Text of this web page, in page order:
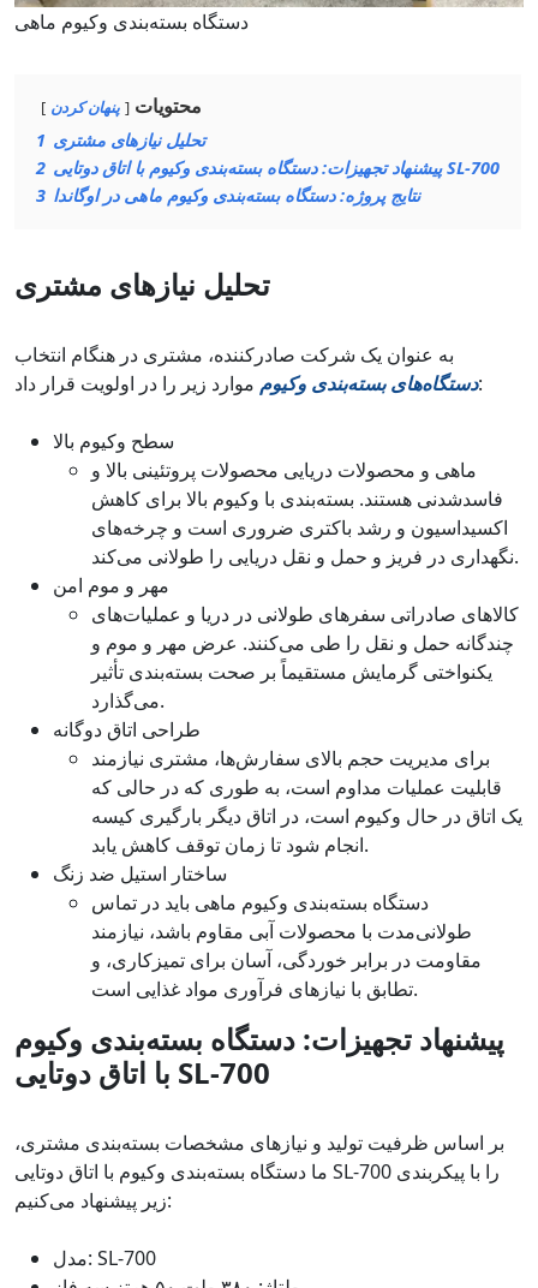
دستگاه بسته‌بندی وکیوم ماهی
محتویات پنهان کردن
1 تحلیل نیازهای مشتری
2
پیشنهاد تجهیزات: دستگاه بسته‌بندی وکیوم با اتاق دوتایی SL-700
3 نتایج پروژه: دستگاه بسته‌بندی وکیوم ماهی در اوگاندا
تحلیل نیازهای مشتری
به عنوان یک شرکت صادرکننده، مشتری در هنگام انتخاب
دستگاه‌های بسته‌بندی وکیومموارد زیر را در اولویت قرار داد:
سطح وکیوم بالا
ماهی و محصولات دریایی محصولات پروتئینی بالا و
فاسدشدنی هستند. بسته‌بندی با وکیوم بالا برای کاهش
اکسیداسیون و رشد باکتری ضروری است و چرخه‌های
نگهداری در فریز و حمل و نقل دریایی را طولانی می‌کند.
مهر و موم امن
کالاهای صادراتی سفرهای طولانی در دریا و عملیات‌های
چندگانه حمل و نقل را طی می‌کنند. عرض مهر و موم و
یکنواختی گرمایش مستقیماً بر صحت بسته‌بندی تأثیر
می‌گذارد.
طراحی اتاق دوگانه
برای مدیریت حجم بالای سفارش‌ها، مشتری نیازمند
قابلیت عملیات مداوم است، به طوری که در حالی که
یک اتاق در حال وکیوم است، در اتاق دیگر بارگیری کیسه
انجام شود تا زمان توقف کاهش یابد.
ساختار استیل ضد زنگ
دستگاه بسته‌بندی وکیوم ماهی باید در تماس
طولانی‌مدت با محصولات آبی مقاوم باشد، نیازمند
مقاومت در برابر خوردگی، آسان برای تمیزکاری، و
تطابق با نیازهای فرآوری مواد غذایی است.
پیشنهاد تجهیزات: دستگاه بسته‌بندی وکیوم
با اتاق دوتایی SL-700
بر اساس ظرفیت تولید و نیازهای مشخصات بسته‌بندی مشتری،
ما دستگاه بسته‌بندی وکیوم با اتاق دوتایی SL-700 را با پیکربندی
زیر پیشنهاد می‌کنیم:
مدل: SL-700